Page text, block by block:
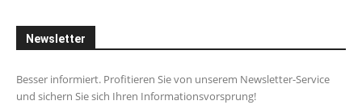
Newsletter
Besser informiert. Profitieren Sie von unserem Newsletter-Service
und sichern Sie sich Ihren Informationsvorsprung!